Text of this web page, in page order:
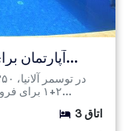
۲+۱ برای فروش. آشپزخانه مستقل، بالکن بزرگ، استخر، پ...
3 اتاق